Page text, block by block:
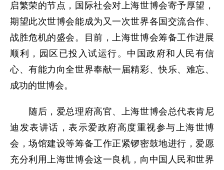
启繁荣的节点，国际社会对上海世博会寄予厚望，
期望此次世博会能成为又一次世界各国交流合作、
战胜危机的盛会。目前，上海世博会筹备工作进展
顺利，园区已投入试运行。中国政府和人民有信
心、有能力向全世界奉献一届精彩、快乐、难忘、
成功的世博会。
随后，爱总理府高官、上海世博会总代表肯尼
迪发表讲话，表示爱政府高度重视参与上海世博
会，场馆建设等筹备工作正紧锣密鼓地进行，爱愿
充分利用上海世博会这一良机，向中国人民和世界